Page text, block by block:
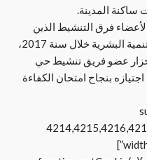
ساكنة المدينة.
لأعضاء فرق التنشيط الذين
اشتغلوا في ورش المبادرة الوطنية للتنمية البشرية خلال سنة 2017،
عضو فريق تنشيط حي
بنجاح امتحان الكفاءة